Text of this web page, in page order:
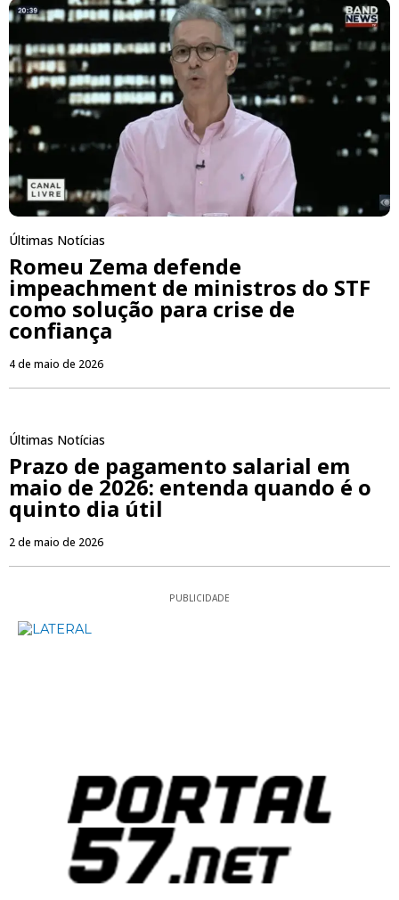
Últimas Notícias
Romeu Zema defende
impeachment de ministros do STF
como solução para crise de
confiança
4 de maio de 2026
Últimas Notícias
Prazo de pagamento salarial em
maio de 2026: entenda quando é o
quinto dia útil
2 de maio de 2026
PUBLICIDADE